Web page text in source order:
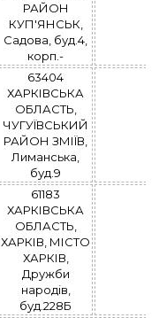
РАЙОН
КУП'ЯНСЬК,
Садова, буд.4,
корп.-
63404
ХАРКІВСЬКА
ОБЛАСТЬ,
ЧУГУЇВСЬКИЙ
РАЙОН ЗМІЇВ,
Лиманська,
буд.9
61183
ХАРКІВСЬКА
ОБЛАСТЬ,
ХАРКІВ, МІСТО
ХАРКІВ,
Дружби
народів,
буд.228Б